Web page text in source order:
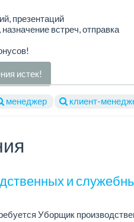
презентаций
встреч, отправка
истек!
менеджер клиент-
и
Уборщик